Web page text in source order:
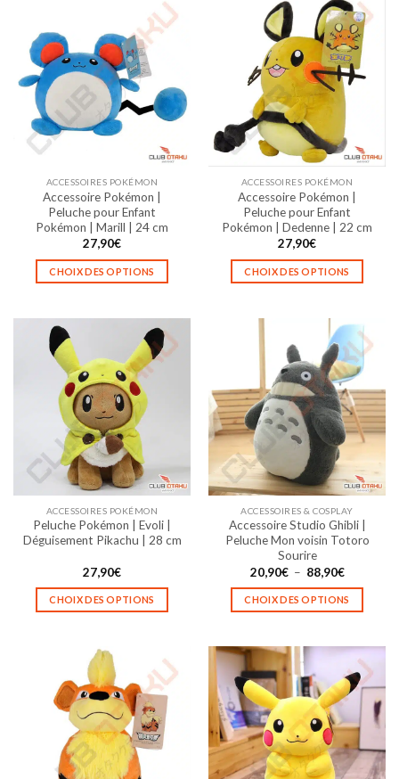
ACCESSOIRES POKÉMON
Accessoire Pokémon |
Peluche pour Enfant
Pokémon | Marill | 24 cm
27,90€
CHOIX DES OPTIONS
plusieurs
variations.
Les
options
peuvent
être
choisies
sur
la
page
du
ACCESSOIRES POKÉMON
Accessoire Pokémon |
Peluche pour Enfant
Pokémon | Dedenne | 22 cm
27,90€
CHOIX DES OPTIONS
plusieurs
variations.
Les
options
peuvent
être
choisies
sur
la
page
produit
ACCESSOIRES POKÉMON
Peluche Pokémon | Evoli |
Déguisement Pikachu | 28 cm
27,90€
CHOIX DES OPTIONS
a
plusieurs
variations.
Les
options
peuvent
être
ACCESSOIRES & COSPLAY
Accessoire Studio Ghibli |
Peluche Mon voisin Totoro
Sourire
20,90€ – 88,90€Plage
prix :
20,90€
à
CHOIX DES OPTIONS
plusieurs
variations.
Les
options
peuvent
être